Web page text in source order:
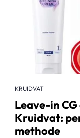
KRUIDVAT
Leave-in
Kruidvat:
methode